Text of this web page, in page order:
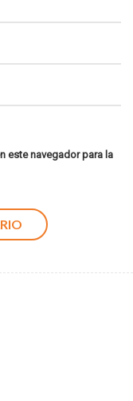
este navegador para la